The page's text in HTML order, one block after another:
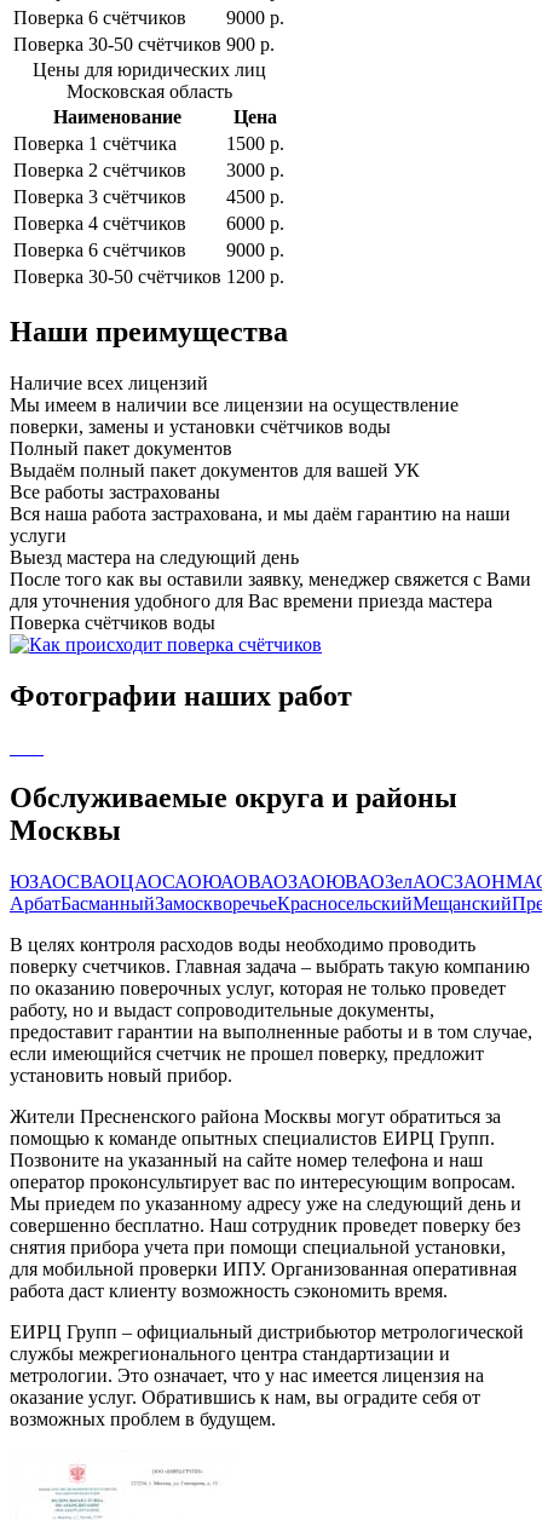
Поверка 6 cчётчиков
9000 р.
Поверка 30-50 cчётчиков 900 р.
Цены для юридических лиц
Московская область
Наименование
Цена
Поверка 1 cчётчика
1500 р.
Поверка 2 cчётчиков
3000 р.
Поверка 3 cчётчиков
4500 р.
Поверка 4 cчётчиков
6000 р.
Поверка 6 cчётчиков
9000 р.
Поверка 30-50 cчётчиков 1200 р.
Наши преимущества
Наличие всех лицензий
Мы имеем в наличии все лицензии на осуществление
поверки, замены и установки счётчиков воды
Полный пакет документов
Выдаём полный пакет документов для вашей УК
Все работы застрахованы
Вся наша работа застрахована, и мы даём гарантию на наши
услуги
Выезд мастера на следующий день
После того как вы оставили заявку, менеджер свяжется с Вами
для уточнения удобного для Вас времени приезда мастера
Поверка счётчиков воды
Фотографии наших работ
Обслуживаемые округа и районы
Москвы
ЮЗАОСВАОЦАОСАОЮАОВАОЗАОЮВАОЗелАОСЗАО
АрбатБасманныйЗамоскворечьеКрасносельскийМещанский
В целях контроля расходов воды необходимо проводить
поверку счетчиков. Главная задача – выбрать такую компанию
по оказанию поверочных услуг, которая не только проведет
работу, но и выдаст сопроводительные документы,
предоставит гарантии на выполненные работы и в том случае,
если имеющийся счетчик не прошел поверку, предложит
установить новый прибор.
Жители Пресненского района Москвы могут обратиться за
помощью к команде опытных специалистов ЕИРЦ Групп.
Позвоните на указанный на сайте номер телефона и наш
оператор проконсультирует вас по интересующим вопросам.
Мы приедем по указанному адресу уже на следующий день и
совершенно бесплатно. Наш сотрудник проведет поверку без
снятия прибора учета при помощи специальной установки,
для мобильной проверки ИПУ. Организованная оперативная
работа даст клиенту возможность сэкономить время.
ЕИРЦ Групп – официальный дистрибьютор метрологической
службы межрегионального центра стандартизации и
метрологии. Это означает, что у нас имеется лицензия на
оказание услуг. Обратившись к нам, вы оградите себя от
возможных проблем в будущем.